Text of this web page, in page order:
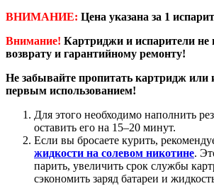
ВНИМАНИЕ: Цена указана за 1
Внимание! Картриджи и испарители не
возврату и гарантийному ремонту!
Не забывайте пропитать картридж или
первым использованием!
Для этого необходимо наполнить
оставить его на 15–20 минут.
Если вы бросаете курить,
жидкости на солевом никотине.
парить, увеличить срок службы
сэкономить заряд батареи и